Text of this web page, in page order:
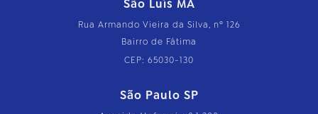
São Luís MA
Rua Armando Vieira da Silva, nº 126
Bairro de Fátima
CEP: 65030-130
São Paulo SP